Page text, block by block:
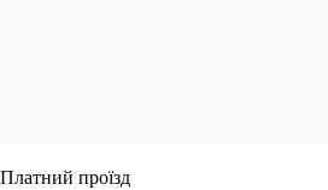
Платний проїзд